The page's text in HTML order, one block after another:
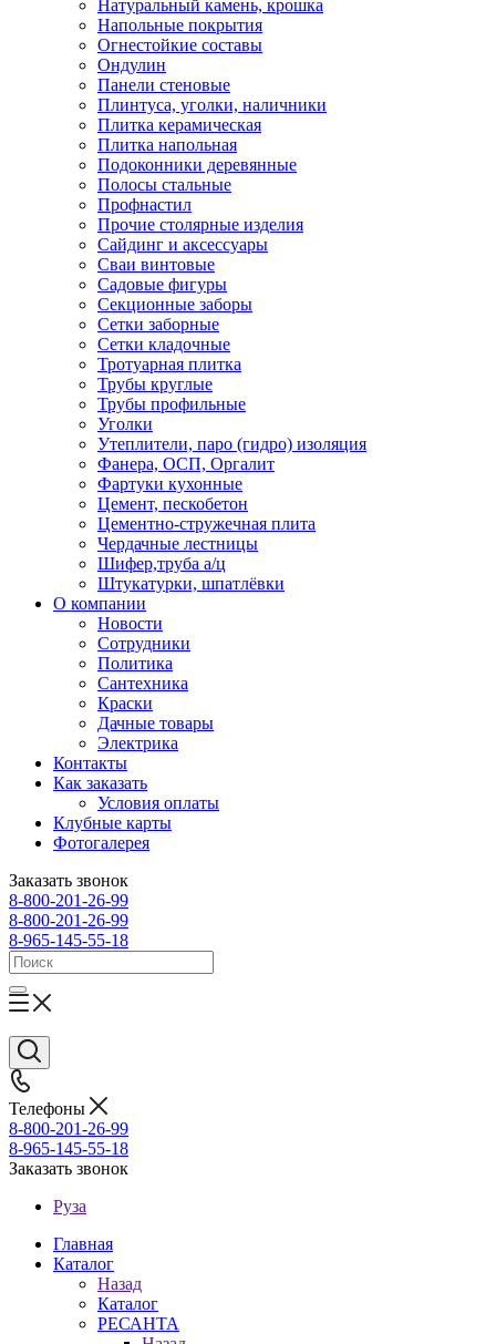
Натуральный камень, крошка
Напольные покрытия
Огнестойкие составы
Ондулин
Панели стеновые
Плинтуса, уголки, наличники
Плитка керамическая
Плитка напольная
Подоконники деревянные
Полосы стальные
Профнастил
Прочие столярные изделия
Сайдинг и аксессуары
Сваи винтовые
Садовые фигуры
Секционные заборы
Сетки заборные
Сетки кладочные
Тротуарная плитка
Трубы круглые
Трубы профильные
Уголки
Утеплители, паро (гидро) изоляция
Фанера, ОСП, Оргалит
Фартуки кухонные
Цемент, пескобетон
Цементно-стружечная плита
Чердачные лестницы
Шифер,труба а/ц
Штукатурки, шпатлёвки
О компании
Новости
Сотрудники
Политика
Сантехника
Краски
Дачные товары
Электрика
Контакты
Как заказать
Условия оплаты
Клубные карты
Фотогалерея
Заказать звонок
8-800-201-26-99
8-800-201-26-99
8-965-145-55-18
Телефоны
8-800-201-26-99
8-965-145-55-18
Заказать звонок
Руза
Главная
Каталог
Назад
Каталог
РЕСАНТА